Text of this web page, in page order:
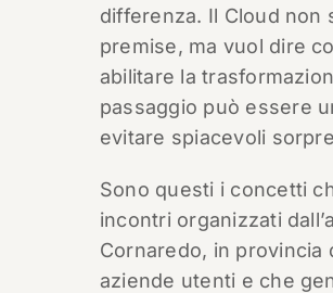
differenza. Il Cloud non
premise, ma vuol dire
abilitare la
passaggio può essere
evitare spiacevoli
Sono questi i concetti
incontri organizzati
Cornaredo, in
aziende utenti e che